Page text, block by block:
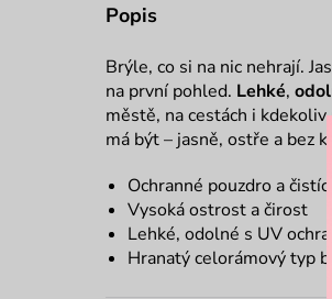
Popis
Brýle, co si na nic nehrají.
na první pohled. Lehké,
městě, na cestách i
má být – jasně, ostře a bez
Ochranné pouzdro a
Vysoká ostrost a čirost
Lehké, odolné s UV
Hranatý celorámový typ